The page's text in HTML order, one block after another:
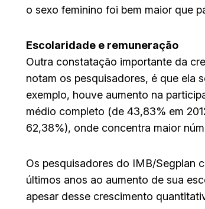
o sexo feminino foi bem maior que
Escolaridade e remuneração
Outra constatação importante da
notam os pesquisadores, é que ela
exemplo, houve aumento na
médio completo (de 43,83% em
62,38%), onde concentra maior
Os pesquisadores do IMB/Segplan
últimos anos ao aumento de sua
apesar desse crescimento